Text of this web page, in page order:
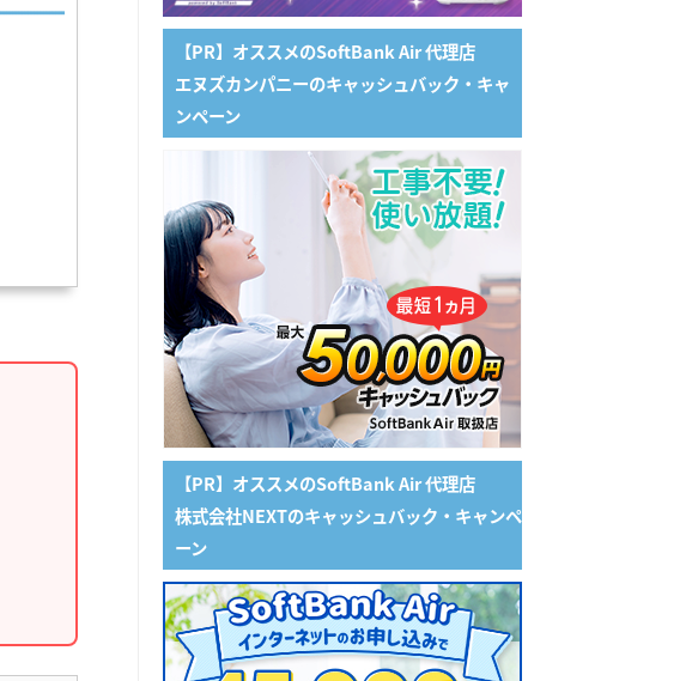
【PR】オススメのSoftBank Air 代理店
エヌズカンパニーのキャッシュバック・キャ
ンペーン
【PR】オススメのSoftBank Air 代理店
株式会社NEXTのキャッシュバック・キャンペ
ーン